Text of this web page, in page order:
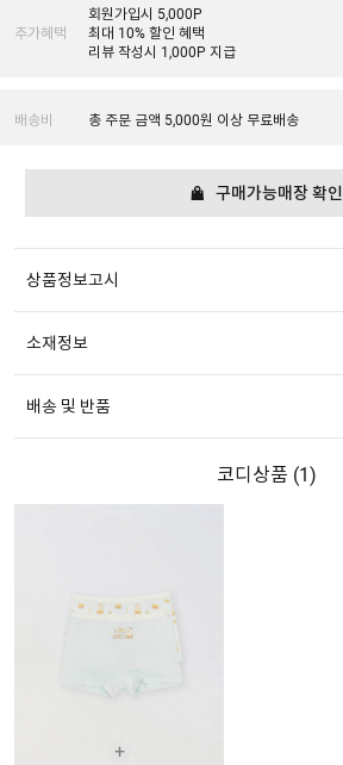
추가혜택
회원가입시 5,000P
최대 10% 할인 혜택
리뷰 작성시 1,000P 지급
배송비 총 주문 금액 5,000원 이상 무료배송
구매가능매장 확인
상품정보고시
소재정보
배송 및 반품
코디상품 (1)
+